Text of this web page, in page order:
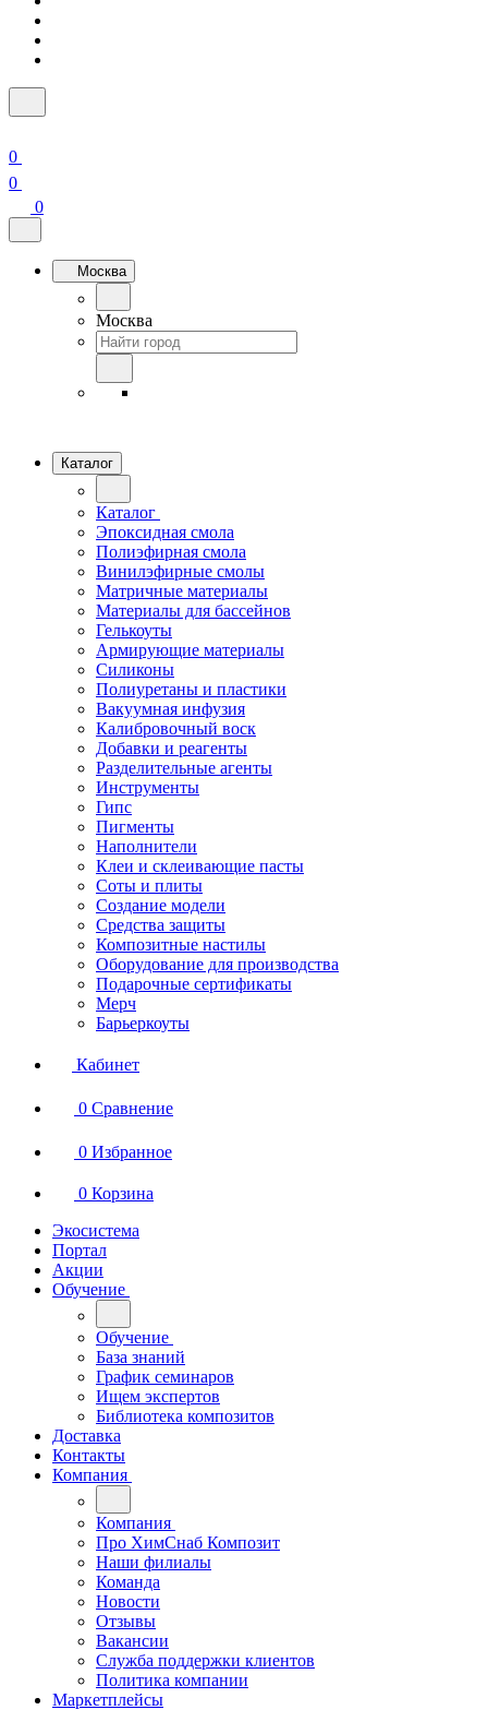
0
0
0
Москва
Москва
Каталог
Каталог
Эпоксидная смола
Полиэфирная смола
Винилэфирные смолы
Матричные материалы
Материалы для бассейнов
Гелькоуты
Армирующие материалы
Силиконы
Полиуретаны и пластики
Вакуумная инфузия
Калибровочный воск
Добавки и реагенты
Разделительные агенты
Инструменты
Гипс
Пигменты
Наполнители
Клеи и склеивающие пасты
Соты и плиты
Создание модели
Средства защиты
Композитные настилы
Оборудование для производства
Подарочные сертификаты
Мерч
Барьеркоуты
Кабинет
0 Сравнение
0 Избранное
0 Корзина
Экосистема
Портал
Акции
Обучение
Обучение
База знаний
График семинаров
Ищем экспертов
Библиотека композитов
Доставка
Контакты
Компания
Компания
Про ХимСнаб Композит
Наши филиалы
Команда
Новости
Отзывы
Вакансии
Служба поддержки клиентов
Политика компании
Маркетплейсы